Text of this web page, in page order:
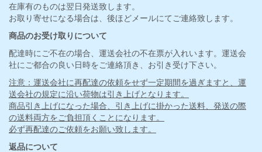
在庫有のものは翌日発送致します。
お取り寄せになる場合は、後ほどメールにてご連絡致します。
商品のお受け取りについて
配達時にご不在の場合、運送会社の不在票が入れいます。運送会
社にご都合の良い日時をご連絡頂き、お引き受け下さい。
注意：運送会社に再配達の依頼をせず一定期間を過ぎますと、運
送会社の規定に沿い荷物は引き上げとなります。
商品引き上げになった場合、引き上げに掛かった送料、発送の際
の送料両方をご負担頂くことになります。
必ず再配達のご依頼をお願い致します。
返品について